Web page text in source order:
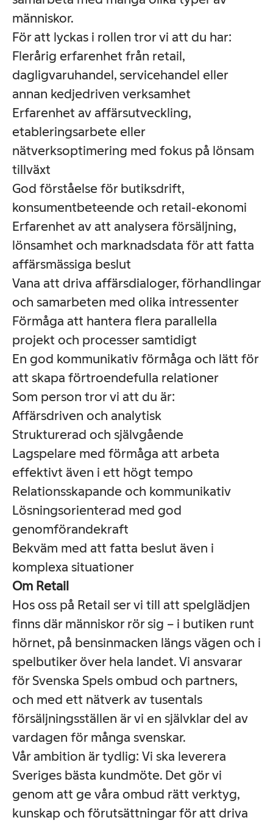
människor.
För att lyckas i rollen tror vi att du har:
Flerårig erfarenhet från retail,
dagligvaruhandel, servicehandel eller
annan kedjedriven verksamhet
Erfarenhet av affärsutveckling,
etableringsarbete eller
nätverksoptimering med fokus på lönsam
tillväxt
God förståelse för butiksdrift,
konsumentbeteende och retail-ekonomi
Erfarenhet av att analysera försäljning,
lönsamhet och marknadsdata för att fatta
affärsmässiga beslut
Vana att driva affärsdialoger, förhandlingar
och samarbeten med olika intressenter
Förmåga att hantera flera parallella
projekt och processer samtidigt
En god kommunikativ förmåga och lätt för
att skapa förtroendefulla relationer
Som person tror vi att du är:
Affärsdriven och analytisk
Strukturerad och självgående
Lagspelare med förmåga att arbeta
effektivt även i ett högt tempo
Relationsskapande och kommunikativ
Lösningsorienterad med god
genomförandekraft
Bekväm med att fatta beslut även i
komplexa situationer
Om Retail
Hos oss på Retail ser vi till att spelglädjen
finns där människor rör sig – i butiken runt
hörnet, på bensinmacken längs vägen och i
spelbutiker över hela landet. Vi ansvarar
för Svenska Spels ombud och partners,
och med ett nätverk av tusentals
försäljningsställen är vi en självklar del av
vardagen för många svenskar.
Vår ambition är tydlig: Vi ska leverera
Sveriges bästa kundmöte. Det gör vi
genom att ge våra ombud rätt verktyg,
kunskap och förutsättningar för att driva